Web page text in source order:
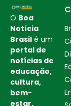
O Boa
Notícia
Brasil é um
portal de
notícias de
educação,
cultura,
bem-
estar,